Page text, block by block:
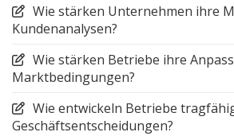
Wie stärken Unternehmen ihre
Kundenanalysen?
Wie stärken Betriebe ihre
Marktbedingungen?
Wie entwickeln Betriebe
Geschäftsentscheidungen?